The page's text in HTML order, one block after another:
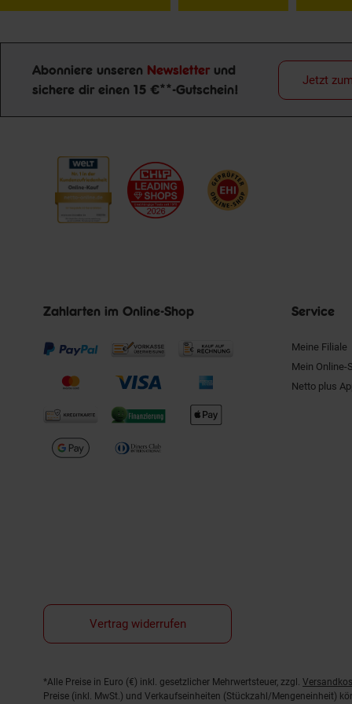
Newsletter Anmeldung
Abonniere unseren Newsletter und
sichere dir einen 15 €**-Gutschein!
Jetzt
Zahlarten im Online-Shop Service
Meine Filiale
Mein Online-
Netto plus
Vertrag widerrufen
Fußnoten
*Alle Preise in Euro (€) inkl. gesetzlicher Mehrwertsteuer, zzgl.
Preise (inkl. MwSt.) und Verkaufseinheiten (Stückzahl/Mengeneinheit)